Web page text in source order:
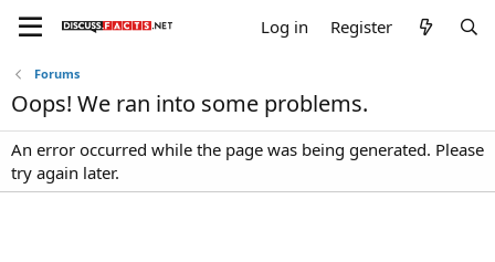
Log in Register
Forums
Oops! We ran into some problems.
An error occurred while the page was being generated. Please
try again later.